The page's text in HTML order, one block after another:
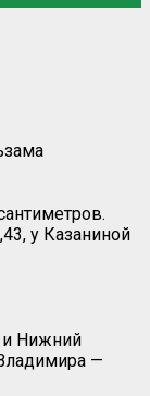
у Казаниной
и Нижний
—